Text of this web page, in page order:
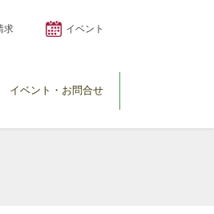
求 イベント
イベント・お問合せ